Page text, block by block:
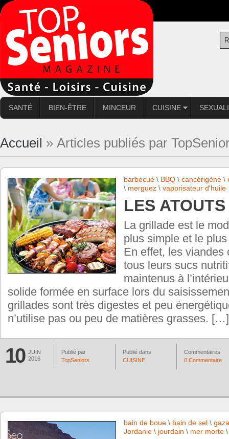
SANTÉ BIEN-ÊTRE MINCEUR CUISINE
Accueil » Articles publiés par
barbecue \ BBQ \ cancérigène \
\ merguez \ vaporisateur d'huile
LES
La grillade est le
plus simple et le
En effet, les viandes
tous leurs sucs
maintenus à
solide formée en surface lors du
grillades sont très digestes et peu
n’utilise pas ou peu de matières grasses. […]
10 JUIN
2016
Publié par
TopSeniors
Publié dans
CUISINE
Commentaires
0 Commentaire
bain de boue \ bain de sel \ gaza
Jordanie \ jourdain \ mer morte